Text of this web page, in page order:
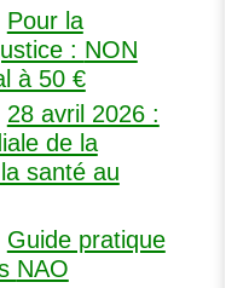
Pour la
: NON
à 50 €
28 avril 2026 :
de la
santé au
Guide pratique
NAO